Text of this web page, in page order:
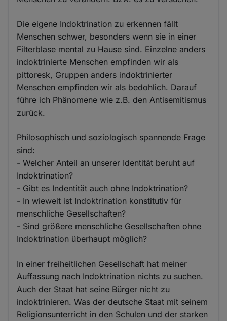
Die eigene Indoktrination zu erkennen fällt
Menschen schwer, besonders wenn sie in einer
Filterblase mental zu Hause sind. Einzelne anders
indoktrinierte Menschen empfinden wir als
pittoresk, Gruppen anders indoktrinierter
Menschen empfinden wir als bedohlich. Darauf
führe ich Phänomene wie z.B. den Antisemitismus
zurück.
Philosophisch und soziologisch spannende Frage
sind:
- Welcher Anteil an unserer Identität beruht auf
Indoktrination?
- Gibt es Indentität auch ohne Indoktrination?
- In wieweit ist Indoktrination konstitutiv für
menschliche Gesellschaften?
- Sind größere menschliche Gesellschaften ohne
Indoktrination überhaupt möglich?
In einer freiheitlichen Gesellschaft hat meiner
Auffassung nach Indoktrination nichts zu suchen.
Auch der Staat hat seine Bürger nicht zu
indoktrinieren. Was der deutsche Staat mit seinem
Religionsunterricht in den Schulen und der starken